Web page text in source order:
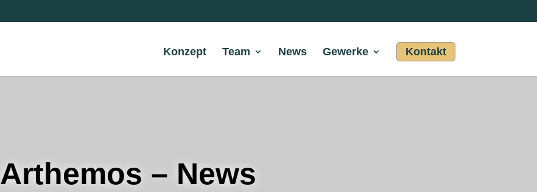
Konzept Team News Gewerke Kontakt
Arthemos – News